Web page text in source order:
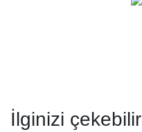
İlginizi çekebilir